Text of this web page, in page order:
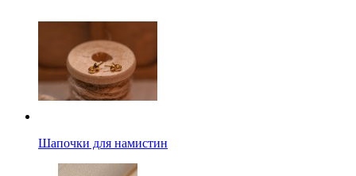
Шапочки для намистин